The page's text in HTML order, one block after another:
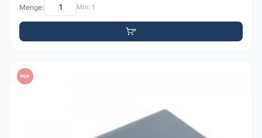
Menge: Min: 1
PDF